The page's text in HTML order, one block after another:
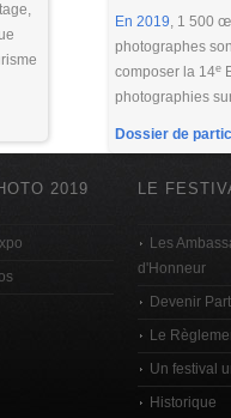
En 2019, 1 500
photographes
composer la 14e
photographies
Dossier de
2019 LE
Les
d'Honneur
Devenir
Le
Un festival
Historique